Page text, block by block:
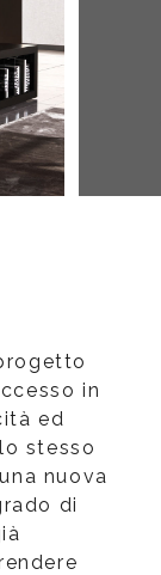
in
ed
stesso
nuova
di